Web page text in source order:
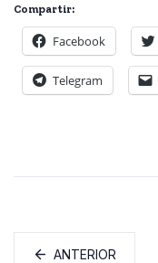
Compartir:
Facebook
Telegram
ANTERIOR